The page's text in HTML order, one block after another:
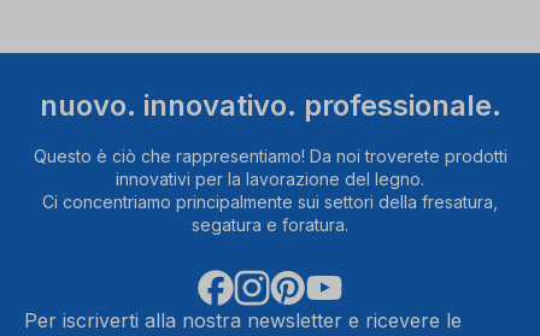
nuovo. innovativo. professionale.
Questo è ciò che rappresentiamo! Da noi troverete prodotti
innovativi per la lavorazione del legno.
Ci concentriamo principalmente sui settori della fresatura,
segatura e foratura.
Per iscriverti alla nostra newsletter e ricevere le